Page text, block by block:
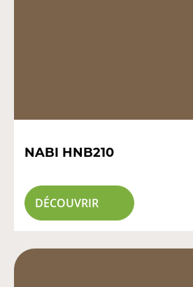
NABI HNB210
DÉCOUVRIR